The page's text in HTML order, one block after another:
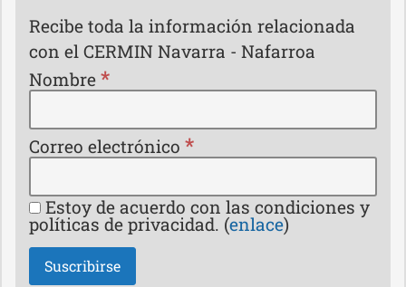
Recibe toda la información relacionada
con el CERMIN Navarra - Nafarroa
Nombre *
Correo electrónico *
Estoy de acuerdo con las condiciones y
políticas de privacidad. (enlace)